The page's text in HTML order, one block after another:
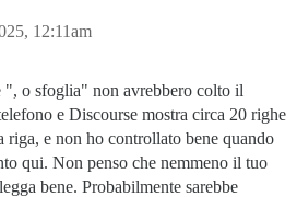
12:11am
", o sfoglia" non avrebbero colto il
e Discourse mostra circa 20 righe
riga, e non ho controllato bene quando
qui. Non penso che nemmeno il tuo
bene. Probabilmente sarebbe